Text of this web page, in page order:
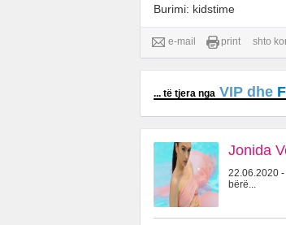
Burimi: kidstime
e-mail print shto
... të tjera nga VIP dhe
Jonida
22.06.2020
bërë...